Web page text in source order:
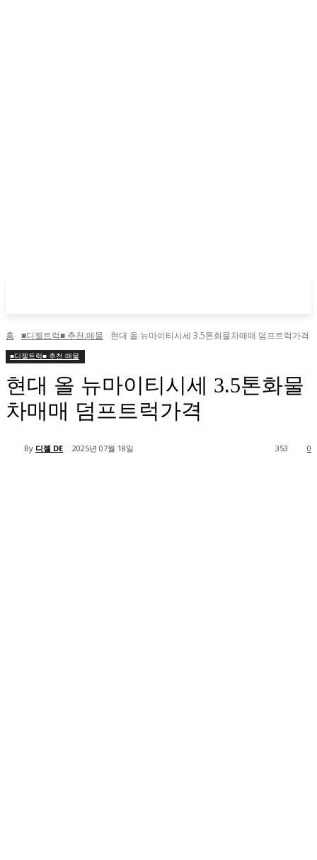
홈 ■디젤트럭■ 추천.매물 현대 올 뉴마이티시세 3.5톤화물차매매 덤프트럭가격
■디젤트럭■ 추천.매물
현대 올 뉴마이티시세 3.5톤화물
차매매 덤프트럭가격
By 디젤 DE 2025년 07월 18일 0
353